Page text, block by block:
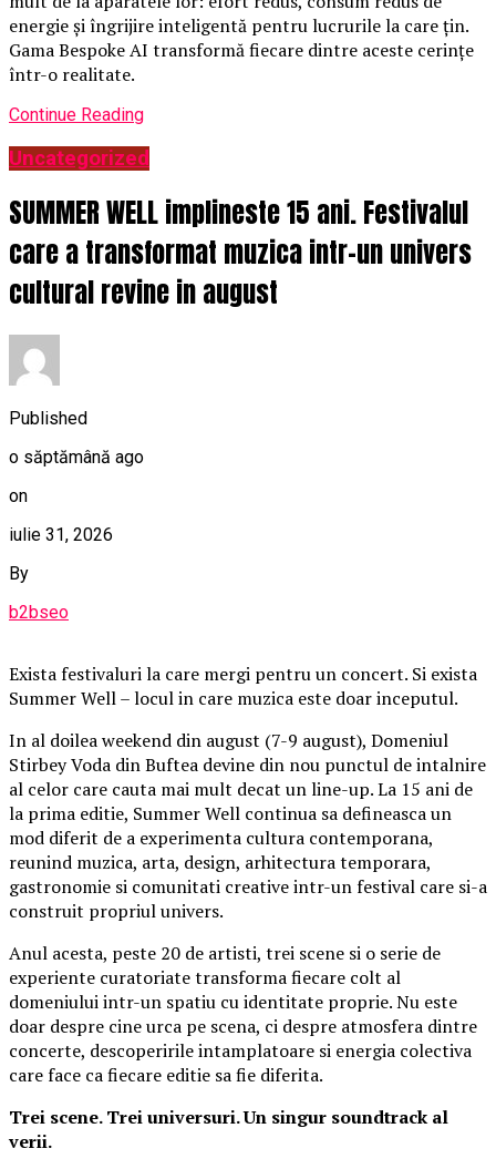
energie și îngrijire inteligentă pentru lucrurile la care țin.
Gama Bespoke AI transformă fiecare dintre aceste cerințe
într-o realitate.
Continue Reading
Uncategorized
SUMMER WELL implineste 15 ani. Festivalul
care a transformat muzica intr-un univers
cultural revine in august
Published
o săptămână ago
on
iulie 31, 2026
By
b2bseo
Exista festivaluri la care mergi pentru un concert. Si exista
Summer Well – locul in care muzica este doar inceputul.
In al doilea weekend din august (7-9 august), Domeniul
Stirbey Voda din Buftea devine din nou punctul de intalnire
al celor care cauta mai mult decat un line-up. La 15 ani de
la prima editie, Summer Well continua sa defineasca un
mod diferit de a experimenta cultura contemporana,
reunind muzica, arta, design, arhitectura temporara,
gastronomie si comunitati creative intr-un festival care si-a
construit propriul univers.
Anul acesta, peste 20 de artisti, trei scene si o serie de
experiente curatoriate transforma fiecare colt al
domeniului intr-un spatiu cu identitate proprie. Nu este
doar despre cine urca pe scena, ci despre atmosfera dintre
concerte, descoperirile intamplatoare si energia colectiva
care face ca fiecare editie sa fie diferita.
Trei scene. Trei universuri. Un singur soundtrack al
verii.